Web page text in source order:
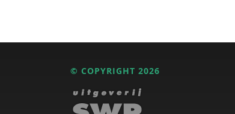
© COPYRIGHT 2026